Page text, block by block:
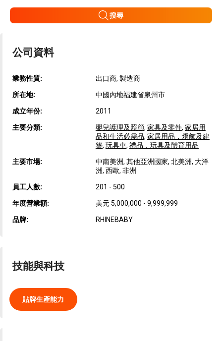
搜尋
公司資料
業務性質: 出口商, 製造商
所在地: 中國內地福建省泉州市
成立年份: 2011
主要分類: 嬰兒護理及照顧, 家具及零件, 家居用
品和生活必需品, 家居用品，燈飾及建
築, 玩具車, 禮品，玩具及體育用品
主要市場:
中南美洲, 其他亞洲國家, 北美洲, 大洋
洲, 西歐, 非洲
員工人數: 201 - 500
年度營業額: 美元 5,000,000 - 9,999,999
品牌: RHINEBABY
技能與科技
貼牌生產能力